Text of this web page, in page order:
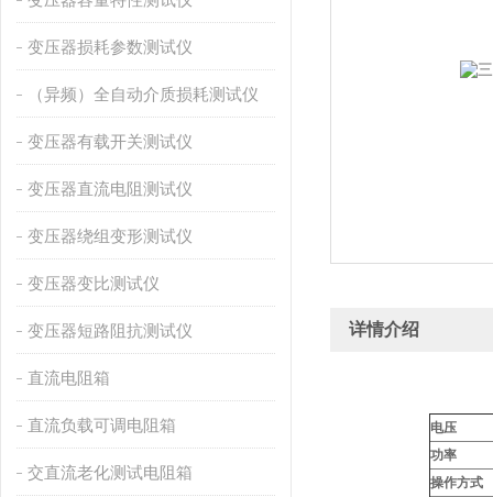
变压器损耗参数测试仪
（异频）全自动介质损耗测试仪
变压器有载开关测试仪
变压器直流电阻测试仪
变压器绕组变形测试仪
变压器变比测试仪
变压器短路阻抗测试仪
直流电阻箱
直流负载可调电阻箱
交直流老化测试电阻箱
详情介绍
电压
功率
操作方式